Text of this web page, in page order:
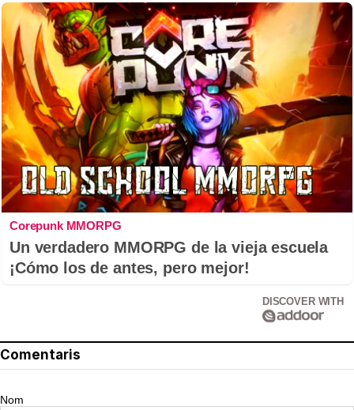
Corepunk MMORPG
Un verdadero MMORPG de la vieja escuela
¡Cómo los de antes, pero mejor!
DISCOVER WITH
Comentaris
Nom